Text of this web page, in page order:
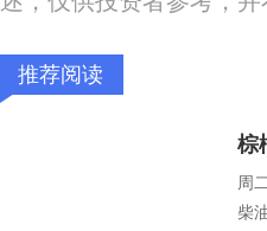
推荐阅读
周
柴